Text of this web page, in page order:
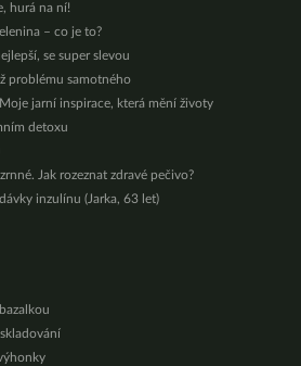
hurá na ní!
– co je to?
se super slevou
problému samotného
jarní inspirace, která mění životy
detoxu
Jak rozeznat zdravé pečivo?
inzulínu (Jarka, 63 let)